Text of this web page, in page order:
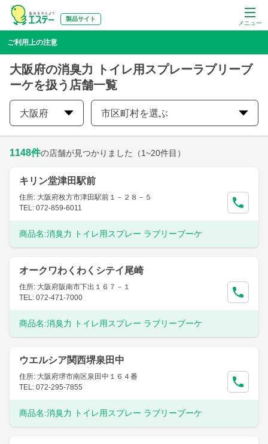
メニュー
製品サイト
ご利用上の注意
大阪府の消臭力 トイレ用スプレーラブリーブ
ーケを扱う店舗一覧
大阪府 市区町村を選ぶ
1148件の店舗が見つかりました （1~20件目）
キリン堂津田駅前
住所: 大阪府枚方市津田駅前１－２８－５
TEL: 072-859-6011
商品名:消臭力 トイレ用スプレー ラブリーブーケ
オークワわくわくシテイ尾崎
住所: 大阪府阪南市下出１６７－１
TEL: 072-471-7000
商品名:消臭力 トイレ用スプレー ラブリーブーケ
ウエルシア関西堺泉田中
住所: 大阪府堺市南区泉田中１６４番
TEL: 072-295-7855
商品名:消臭力 トイレ用スプレー ラブリーブーケ